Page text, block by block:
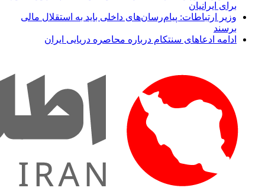
برای ایرانیان
وزیر ارتباطات: پیام‌رسان‌های داخلی باید به استقلال مالی
برسند
ادامه ادعاهای سنتکام درباره محاصره دریایی ایران